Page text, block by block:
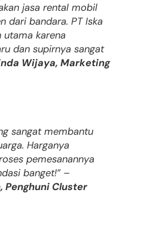
jasa rental mobil
dari bandara. PT Iska
utama karena
dan supirnya sangat
Wijaya, Marketing
sangat membantu
Harganya
pemesanannya
banget!” –
Penghuni Cluster